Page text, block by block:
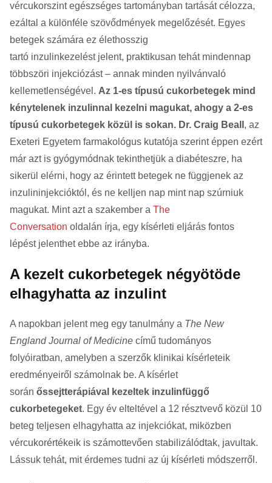
vércukorszint egészséges tartományban tartását célozza,
ezáltal a különféle szövődmények megelőzését. Egyes
betegek számára ez élethosszig
tartó inzulinkezelést jelent, praktikusan tehát mindennap
többszöri injekciózást – annak minden nyilvánvaló
kellemetlenségével. Az 1-es típusú cukorbetegek mind
kénytelenek inzulinnal kezelni magukat, ahogy a 2-es
típusú cukorbetegek közül is sokan. Dr. Craig Beall , az
Exeteri Egyetem farmakológus kutatója szerint éppen ezért
már azt is gyógymódnak tekinthetjük a diabéteszre, ha
sikerül elérni, hogy az érintett betegek ne függjenek az
inzulininjekcióktól, és ne kelljen nap mint nap szúrniuk
magukat. Mint azt a szakember a The
Conversation oldalán írja, egy kísérleti eljárás fontos
lépést jelenthet ebbe az irányba.
A kezelt cukorbetegek négyötöde
elhagyhatta az inzulint
A napokban jelent meg egy tanulmány a The New
England Journal of Medicine című tudományos
folyóiratban, amelyben a szerzők klinikai kísérleteik
eredményeiről számolnak be. A kísérlet
során őssejtterápiával kezeltek inzulinfüggő
cukorbetegeket. Egy év elteltével a 12 résztvevő közül 10
beteg teljesen elhagyhatta az injekciókat, miközben
vércukorértékeik is számottevően stabilizálódtak, javultak.
Lássuk tehát, mit érdemes tudni az új kísérleti módszerről.